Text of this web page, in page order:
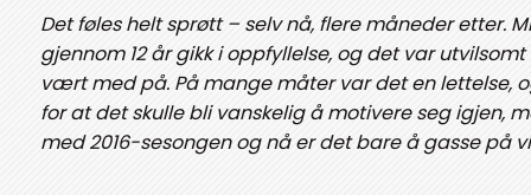
Det føles helt sprøtt – selv nå, flere måneder etter.
gjennom 12 år gikk i oppfyllelse, og det var
vært med på. På mange måter var det en lettelse,
for at det skulle bli vanskelig å motivere seg igjen,
med 2016-sesongen og nå er det bare å gasse på